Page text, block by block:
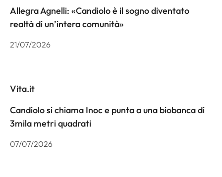
Allegra Agnelli: «Candiolo è il sogno diventato
realtà di un’intera comunità»
21/07/2026
Vita.it
Candiolo si chiama Inoc e punta a una biobanca di
3mila metri quadrati
07/07/2026